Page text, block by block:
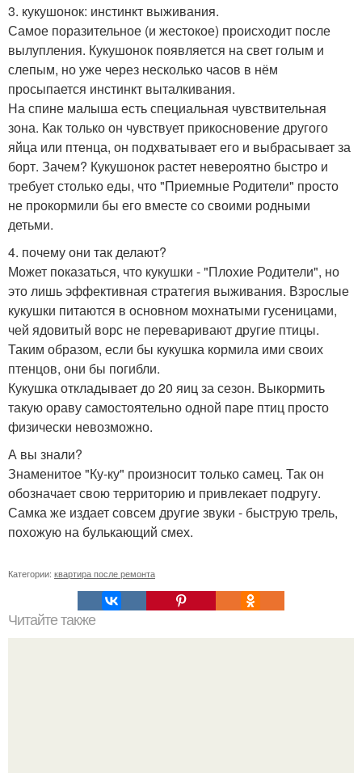
3. кукушонок: инстинкт выживания.
Самое поразительное (и жестокое) происходит после
вылупления. Кукушонок появляется на свет голым и
слепым, но уже через несколько часов в нём
просыпается инстинкт выталкивания.
На спине малыша есть специальная чувствительная
зона. Как только он чувствует прикосновение другого
яйца или птенца, он подхватывает его и выбрасывает за
борт. Зачем? Кукушонок растет невероятно быстро и
требует столько еды, что "Приемные Родители" просто
не прокормили бы его вместе со своими родными
детьми.
4. почему они так делают?
Может показаться, что кукушки - "Плохие Родители", но
это лишь эффективная стратегия выживания. Взрослые
кукушки питаются в основном мохнатыми гусеницами,
чей ядовитый ворс не переваривают другие птицы.
Таким образом, если бы кукушка кормила ими своих
птенцов, они бы погибли.
Кукушка откладывает до 20 яиц за сезон. Выкормить
такую ораву самостоятельно одной паре птиц просто
физически невозможно.
А вы знали?
Знаменитое "Ку-ку" произносит только самец. Так он
обозначает свою территорию и привлекает подругу.
Самка же издает совсем другие звуки - быструю трель,
похожую на булькающий смех.
Категории: квартира после ремонта
Читайте также